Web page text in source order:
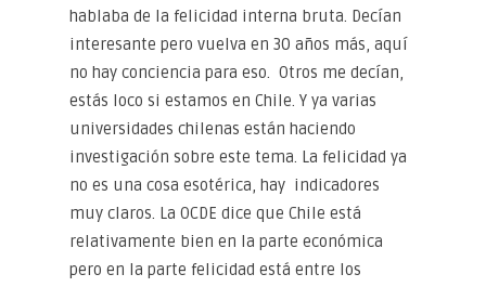
hablaba de la felicidad interna bruta. Decían
interesante pero vuelva en 30 años más, aquí
no hay conciencia para eso. Otros me decían,
estás loco si estamos en Chile. Y ya varias
universidades chilenas están haciendo
investigación sobre este tema. La felicidad ya
no es una cosa esotérica, hay indicadores
muy claros. La OCDE dice que Chile está
relativamente bien en la parte económica
pero en la parte felicidad está entre los